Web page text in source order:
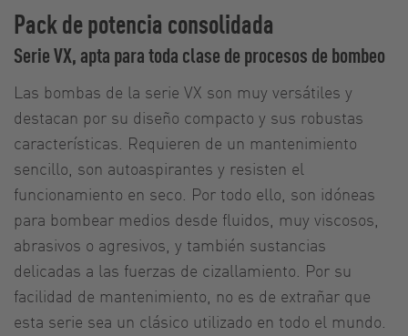
Pack de potencia consolidada
Serie VX, apta para toda clase de procesos de bombeo
Las bombas de la serie VX son muy versátiles y
destacan por su diseño compacto y sus robustas
características. Requieren de un mantenimiento
sencillo, son autoaspirantes y resisten el
funcionamiento en seco. Por todo ello, son idóneas
para bombear medios desde fluidos, muy viscosos,
abrasivos o agresivos, y también sustancias
delicadas a las fuerzas de cizallamiento. Por su
facilidad de mantenimiento, no es de extrañar que
esta serie sea un clásico utilizado en todo el mundo.